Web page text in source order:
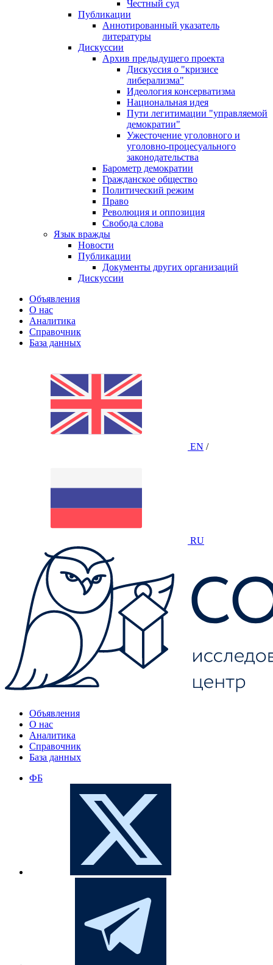
Честный суд
Публикации
Аннотированный указатель
литературы
Дискуссии
Архив предыдущего проекта
Дискуссия о "кризисе
либерализма"
Идеология консерватизма
Национальная идея
Пути легитимации "управляемой
демократии"
Ужесточение уголовного и
уголовно-процесуального
законодательства
Барометр демократии
Гражданское общество
Политический режим
Право
Революция и оппозиция
Свобода слова
Язык вражды
Новости
Публикации
Документы других организаций
Дискуссии
Объявления
О нас
Аналитика
Справочник
База данных
EN /
RU
Объявления
О нас
Аналитика
Справочник
База данных
ФБ